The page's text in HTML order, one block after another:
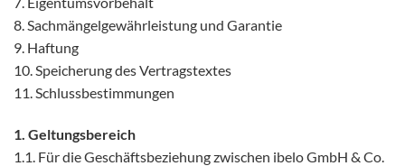
8. Sachmängelgewährleistung und Garantie
9. Haftung
10. Speicherung des Vertragstextes
11. Schlussbestimmungen
1. Geltungsbereich
1.1. Für die Geschäftsbeziehung zwischen ibelo GmbH & Co.